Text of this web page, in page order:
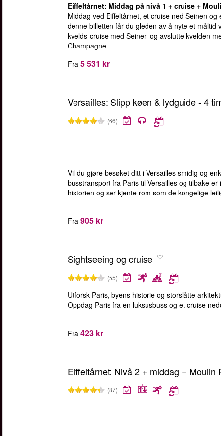
Eiffeltårnet: Middag på nivå 1 + cruise +
Middag ved Eiffeltårnet, et cruise ned Seinen
denne billetten får du gleden av å nyte et måltid
kvelds-cruise med Seinen og avslutte kvelden
Champagne
Fra 5 531 kr
Versailles: Slipp køen & lydguide - 4
(66)
Vil du gjøre besøket ditt i Versailles smidig og
busstransport fra Paris til Versailles og tilbake
historien og ser kjente rom som de kongelige
Fra 905 kr
Sightseeing og cruise
(55)
Utforsk Paris, byens historie og storslåtte
Oppdag Paris fra en luksusbuss og et cruise
Fra 423 kr
Eiffeltårnet: Nivå 2 + middag + Moulin
(87)